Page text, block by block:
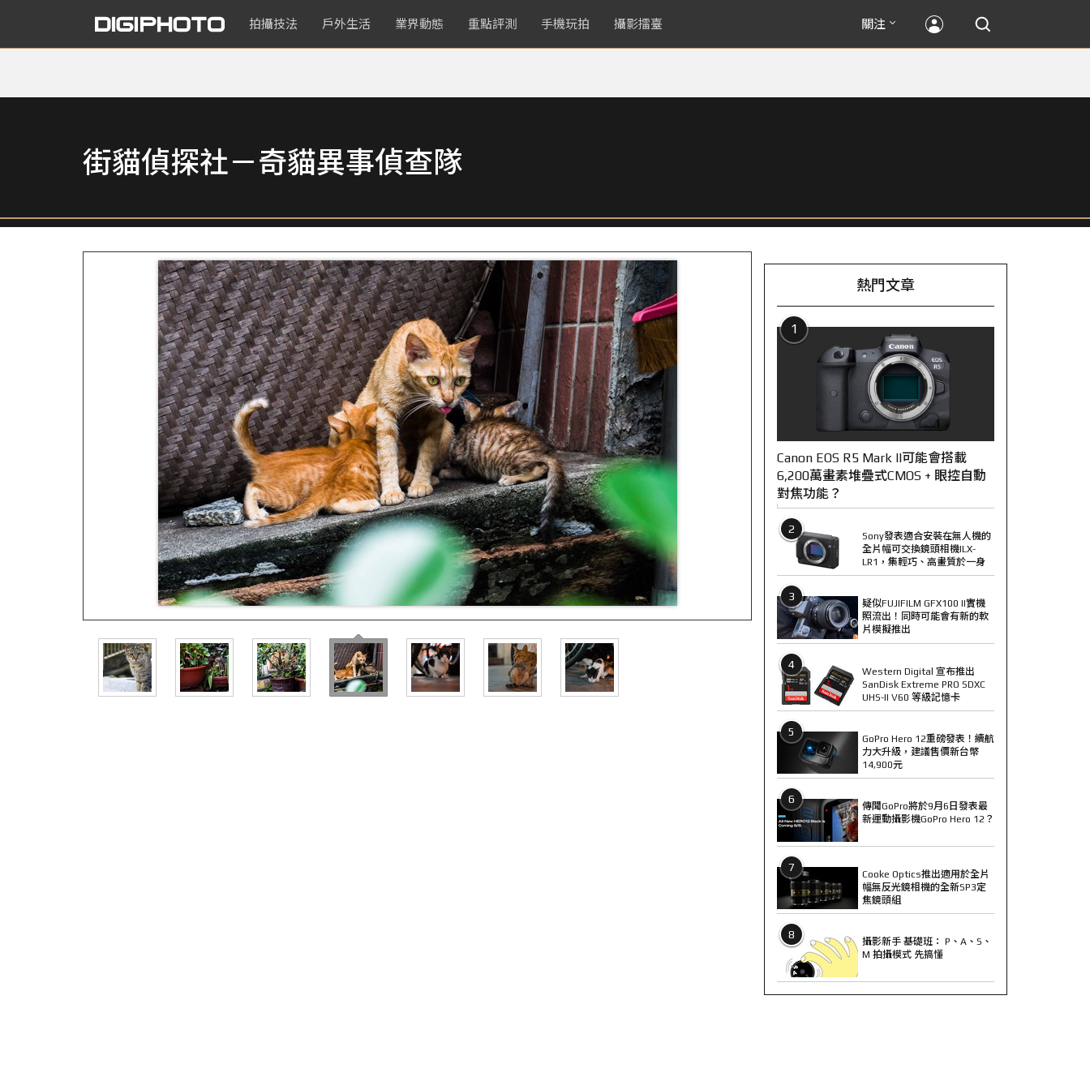
拍攝技法 戶外生活 業界動態 重點評測 手機玩拍 攝影擂臺 關注
街貓偵探社－奇貓異事偵查隊
熱門文章
1
Canon EOS R5 Mark II可能會搭載
6,200萬畫素堆疊式CMOS + 眼控自動
對焦功能？
2
Sony發表適合安裝在無人機的
全片幅可交換鏡頭相機ILX-
LR1，集輕巧、高畫質於一身
3
疑似FUJIFILM GFX100 II實機
照流出！同時可能會有新的軟
片模擬推出
4
Western Digital 宣布推出
SanDisk Extreme PRO SDXC
UHS-II V60 等級記憶卡
5
GoPro Hero 12重磅發表！續航
力大升級，建議售價新台幣
14,900元
6
傳聞GoPro將於9月6日發表最
新運動攝影機GoPro Hero 12？
7
Cooke Optics推出適用於全片
幅無反光鏡相機的全新SP3定
焦鏡頭組
8
攝影新手 基礎班： P、A、S、
M 拍攝模式 先搞懂